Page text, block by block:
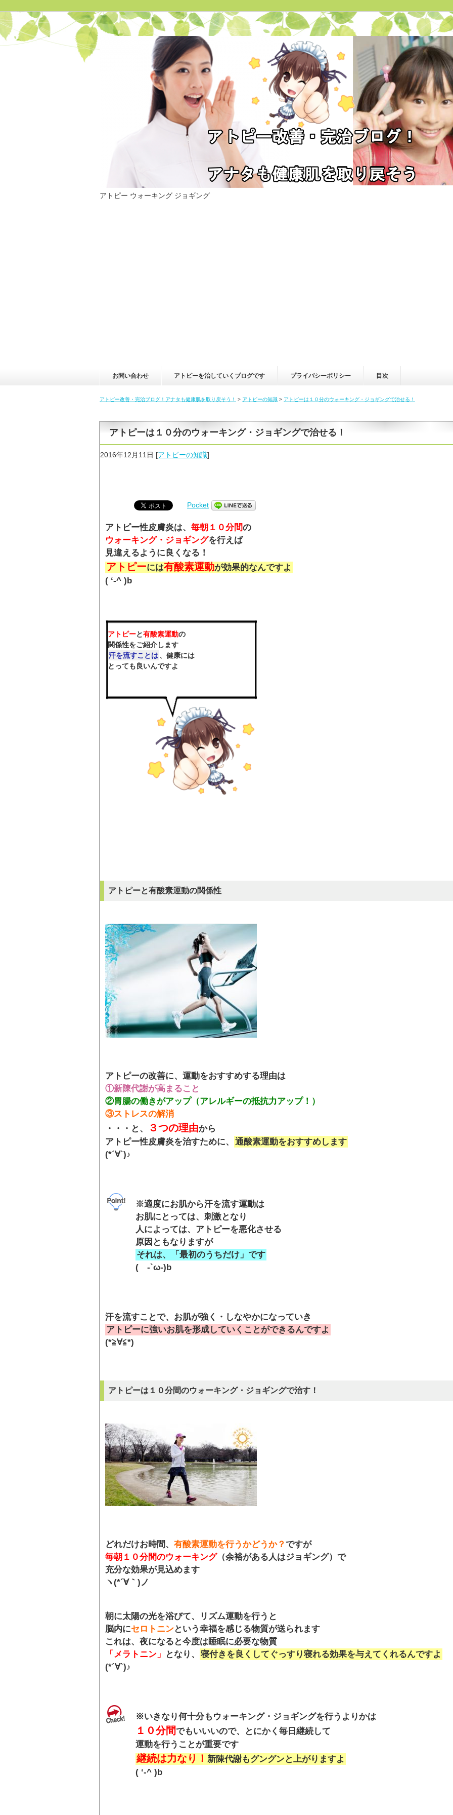
アトピー ウォーキング ジョギング
お問い合わせ アトピーを治していくブログです プライバシーポリシー 目次
アトピー改善・完治ブログ！アナタも健康肌を取り戻そう！ > アトピーの知識 > アトピーは１０分のウォーキング・ジョギングで治せる！
アトピーは１０分のウォーキング・ジョギングで治せる！
2016年12月11日 [アトピーの知識]
Pocket
アトピー性皮膚炎は、 毎朝１０分間の
ウォーキング・ジョギングを行えば
見違えるように良くなる！
アトピーには有酸素運動が効果的なんですよ
( ‘-^ )b
アトピーと有酸素運動の
関係性をご紹介します
汗を流すことは、健康には
とっても良いんですよ
アトピーと有酸素運動の関係性
アトピーの改善に、運動をおすすめする理由は
①新陳代謝が高まること
②胃腸の働きがアップ（アレルギーの抵抗力アップ！）
③ストレスの解消
・・・と、
３つの理由から
アトピー性皮膚炎を治すために、
通酸素運動をおすすめします
(*´∀`)♪
※適度にお肌から汗を流す運動は
お肌にとっては、刺激となり
人によっては、アトピーを悪化させる
原因ともなりますが
それは、「最初のうちだけ」です
( -`ω-)b
汗を流すことで、お肌が強く・しなやかになっていき
アトピーに強いお肌を形成していくことができるんですよ
(*≧∀≦*)
アトピーは１０分間のウォーキング・ジョギングで治す！
どれだけお時間、 有酸素運動を行うかどうか？ ですが
毎朝１０分間のウォーキング（余裕がある人はジョギング）で
充分な効果が見込めます
ヽ(*´∀｀)ノ
朝に太陽の光を浴びて、リズム運動を行うと
脳内にセロトニンという幸福を感じる物質が送られます
これは、夜になると今度は睡眠に必要な物質
「メラトニン」
となり、
寝付きを良くしてぐっすり寝れる効果を与えてくれるんですよ
(*´∀`)♪
※いきなり何十分もウォーキング・ジョギングを行うよりかは
１０分間でもいいいので、とにかく毎日継続して
運動を行うことが重要です
継続は力なり！ 新陳代謝もグングンと上がりますよ
( ‘-^ )b